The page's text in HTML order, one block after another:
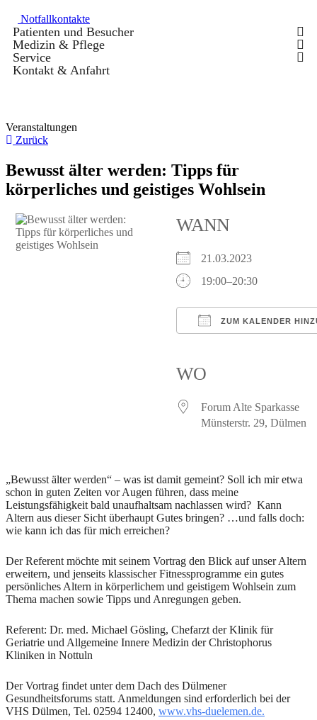
Notfallkontakte
Patienten und Besucher
Medizin & Pflege
Service
Kontakt & Anfahrt
Veranstaltungen
Zurück
Bewusst älter werden: Tipps für
körperliches und geistiges Wohlsein
WANN
21.03.2023
19:00–20:30
ZUM KALENDER
WO
Forum Alte Sparkasse
Münsterstr. 29, Dülmen
„Bewusst älter werden“ – was ist damit gemeint? Soll ich mir etwa
schon in guten Zeiten vor Augen führen, dass meine
Leistungsfähigkeit bald unaufhaltsam nachlassen wird? Kann
Altern aus dieser Sicht überhaupt Gutes bringen? …und falls doch:
wie kann ich das für mich erreichen?
Der Referent möchte mit seinem Vortrag den Blick auf unser Altern
erweitern, und jenseits klassischer Fitnessprogramme ein gutes
persönliches Altern in körperlichem und geistigem Wohlsein zum
Thema machen sowie Tipps und Anregungen geben.
Referent: Dr. med. Michael Gösling, Chefarzt der Klinik für
Geriatrie und Allgemeine Innere Medizin der Christophorus
Kliniken in Nottuln
Der Vortrag findet unter dem Dach des Dülmener
Gesundheitsforums statt. Anmeldungen sind erforderlich bei der
VHS Dülmen, Tel. 02594 12400, www.vhs-duelemen.de.